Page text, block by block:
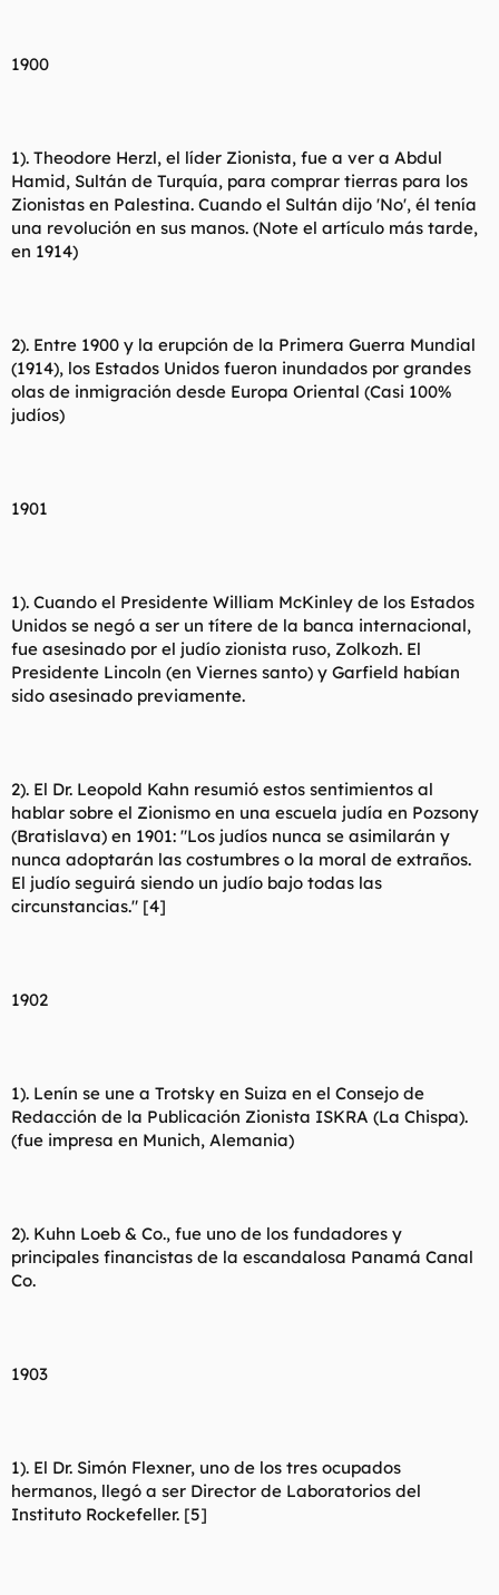
1900
1). Theodore Herzl, el líder Zionista, fue a ver a Abdul
Hamid, Sultán de Turquía, para comprar tierras para los
Zionistas en Palestina. Cuando el Sultán dijo 'No', él tenía
una revolución en sus manos. (Note el artículo más tarde,
en 1914)
2). Entre 1900 y la erupción de la Primera Guerra Mundial
(1914), los Estados Unidos fueron inundados por grandes
olas de inmigración desde Europa Oriental (Casi 100%
judíos)
1901
1). Cuando el Presidente William McKinley de los Estados
Unidos se negó a ser un títere de la banca internacional,
fue asesinado por el judío zionista ruso, Zolkozh. El
Presidente Lincoln (en Viernes santo) y Garfield habían
sido asesinado previamente.
2). El Dr. Leopold Kahn resumió estos sentimientos al
hablar sobre el Zionismo en una escuela judía en Pozsony
(Bratislava) en 1901: "Los judíos nunca se asimilarán y
nunca adoptarán las costumbres o la moral de extraños.
El judío seguirá siendo un judío bajo todas las
circunstancias." [4]
1902
1). Lenín se une a Trotsky en Suiza en el Consejo de
Redacción de la Publicación Zionista ISKRA (La Chispa).
(fue impresa en Munich, Alemania)
2). Kuhn Loeb & Co., fue uno de los fundadores y
principales financistas de la escandalosa Panamá Canal
Co.
1903
1). El Dr. Simón Flexner, uno de los tres ocupados
hermanos, llegó a ser Director de Laboratorios del
Instituto Rockefeller. [5]